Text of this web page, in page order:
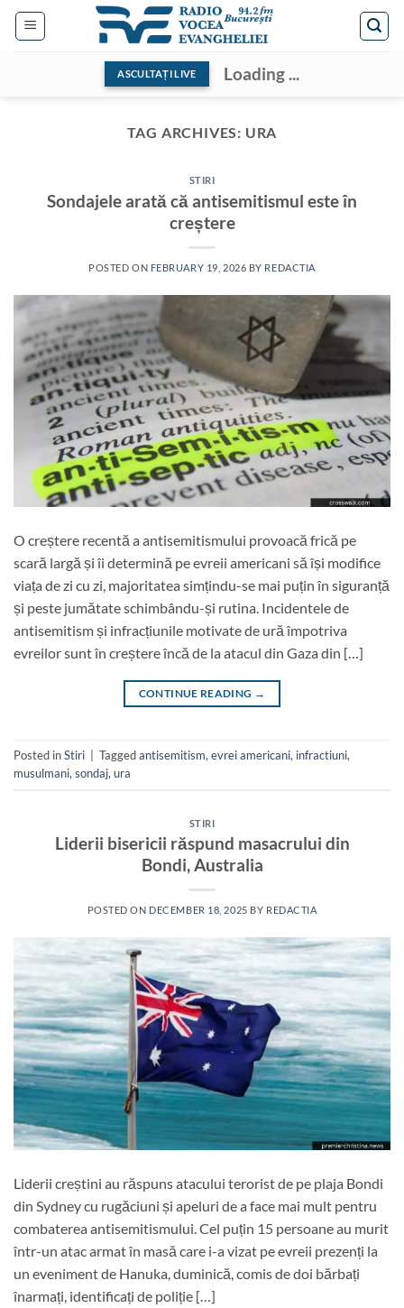
Skip
ASCULTAȚI LIVE Loading ...
TAG ARCHIVES: URA
STIRI
Sondajele arată că antisemitismul este în
creștere
POSTED ON FEBRUARY 19, 2026 BY REDACTIA
O creștere recentă a antisemitismului provoacă frică pe
scară largă și îi determină pe evreii americani să își modifice
viața de zi cu zi, majoritatea simțindu-se mai puțin în siguranță
și peste jumătate schimbându-și rutina. Incidentele de
antisemitism și infracțiunile motivate de ură împotriva
evreilor sunt în creștere încă de la atacul din Gaza din […]
CONTINUE READING →
Posted inStiri Taggedantisemitism, evrei americani, infractiuni,
musulmani, sondaj, ura
STIRI
Liderii bisericii răspund masacrului din
Bondi, Australia
POSTED ON DECEMBER 18, 2025 BY REDACTIA
Liderii creștini au răspuns atacului terorist de pe plaja Bondi
din Sydney cu rugăciuni și apeluri de a face mai mult pentru
combaterea antisemitismului. Cel puțin 15 persoane au murit
într-un atac armat în masă care i-a vizat pe evreii prezenți la
un eveniment de Hanuka, duminică, comis de doi bărbați
înarmați, identificați de poliție […]